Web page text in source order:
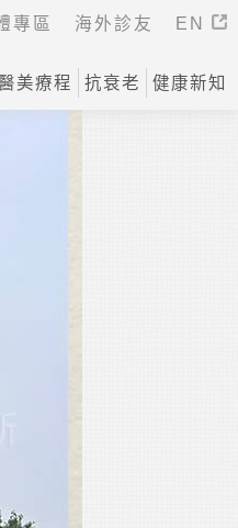
專區 海外診友 EN
美療程 抗衰老 健康新知